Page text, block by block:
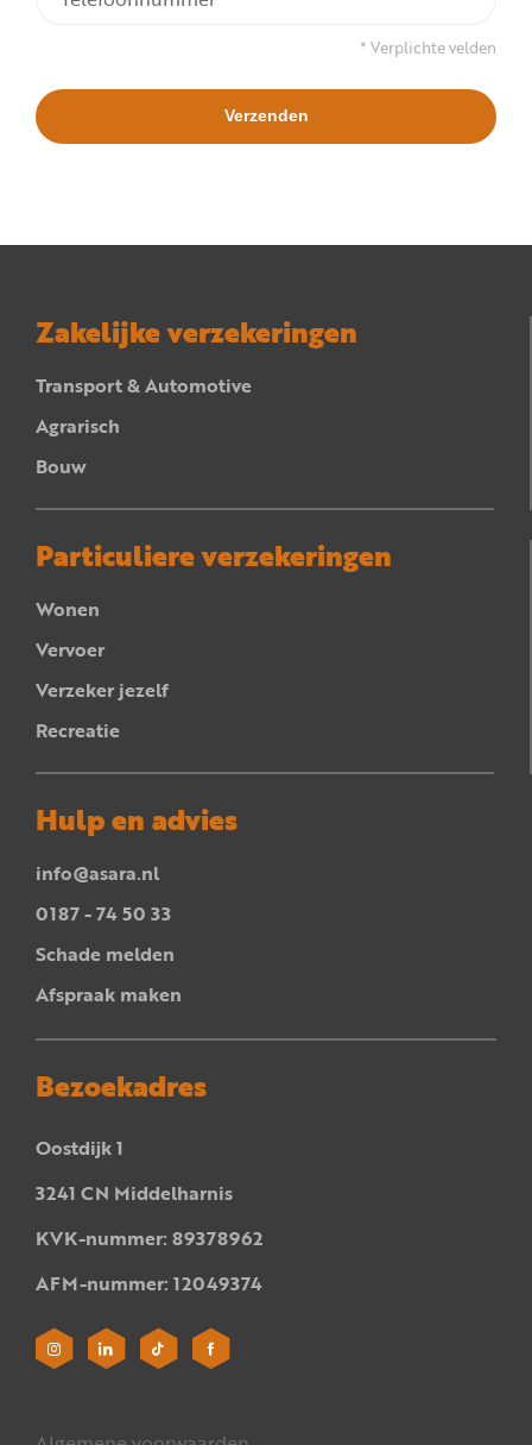
* Verplichte velden
Zakelijke verzekeringen
Transport & Automotive
Agrarisch
Bouw
Particuliere verzekeringen
Wonen
Vervoer
Verzeker jezelf
Recreatie
Hulp en advies
info@asara.nl
0187 - 74 50 33
Schade melden
Afspraak maken
Bezoekadres
Oostdijk 1
3241 CN Middelharnis
KVK-nummer: 89378962
AFM-nummer: 12049374